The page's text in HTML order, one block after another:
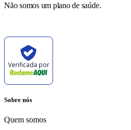
Não somos um plano de saúde.
Verificada por
Sobre nós
Quem somos